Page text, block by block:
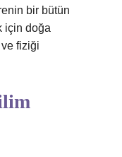
bir bütün
için doğa
fiziği